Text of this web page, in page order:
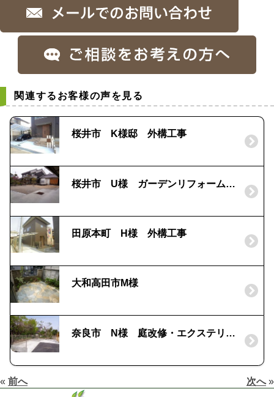
関連するお客様の声を見る
桜井市 K様邸 外構工事
桜井市 U様 ガーデンリフォーム工事 洗い出し
田原本町 H様 外構工事
大和高田市M様
奈良市 N様 庭改修・エクステリア工事
« 前へ 次へ»